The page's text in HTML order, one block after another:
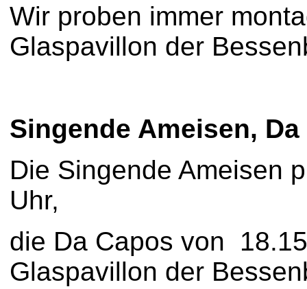
Wir proben immer
Glaspavillon der
Singende Ameisen,
Die Singende Ameisen
Uhr,
die Da Capos von
Glaspavillon der